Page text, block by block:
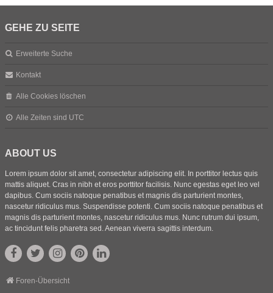
GEHE ZU SEITE
Erweiterte Suche
Kontakt
Alle Cookies löschen
Alle Zeiten sind UTC
ABOUT US
Lorem ipsum dolor sit amet, consectetur adipiscing elit. In porttitor lectus quis
mattis aliquet. Cras in nibh et eros porttitor facilisis. Nunc egestas eget leo vel
dapibus. Cum sociis natoque penatibus et magnis dis parturient montes,
nascetur ridiculus mus. Suspendisse potenti. Cum sociis natoque penatibus et
magnis dis parturient montes, nascetur ridiculus mus. Nunc rutrum dui ipsum,
ac tincidunt felis pharetra sed. Aenean viverra sagittis interdum.
Foren-Übersicht